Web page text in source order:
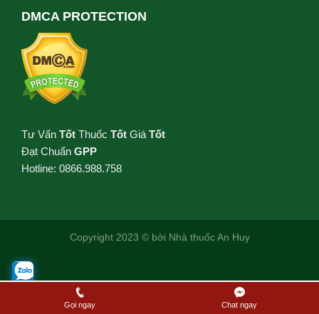
DMCA PROTECTION
Tư Vấn Tốt Thuốc Tốt Giá Tốt
Đạt Chuẩn GPP
Hotline: 0866.988.758
Copyright 2023 © bởi Nhà thuốc An Huy
Gọi ngay Chat ngay